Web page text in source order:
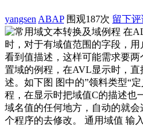
yangsen ABAP围观187次 留下
在
时，对于有域值范围的字段，
看到值描述，这样可能需求要
置域的例程，在AVL显示时，
述。如下图 图中的”领料类型“
程，在显示时把域值C的描述也
域名值的任何地方，自动的就
个程序的去修改。 通用域值 输